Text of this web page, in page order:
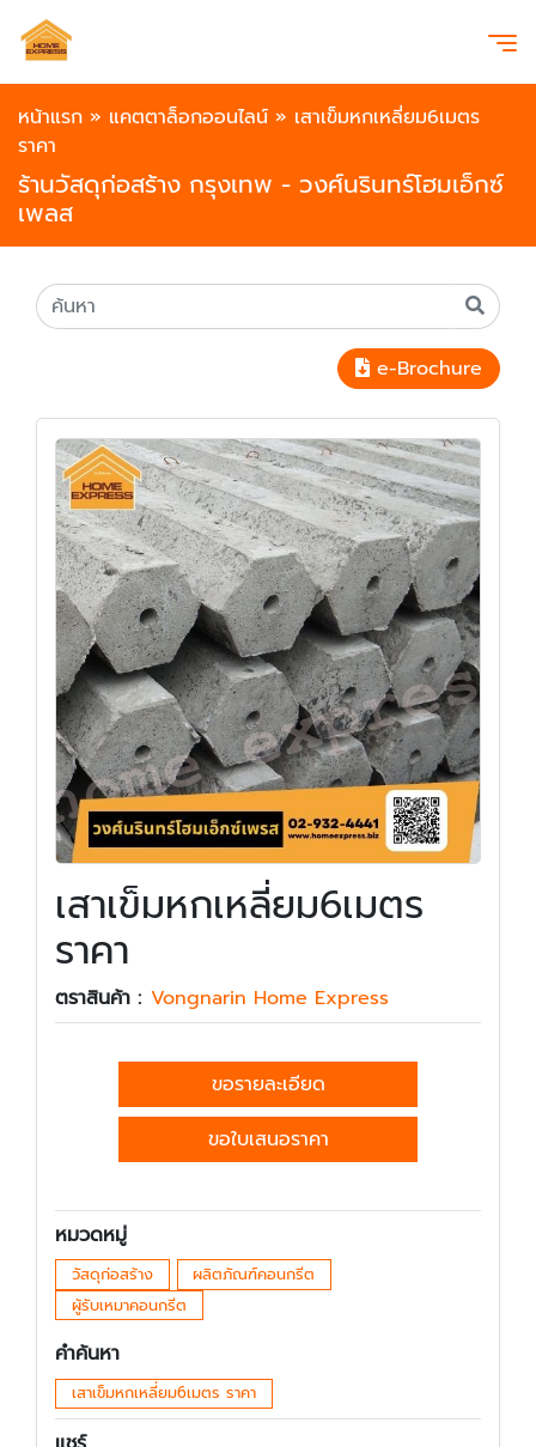
หน้าแรก » แคตตาล็อกออนไลน์ » เสาเข็มหกเหลี่ยม6เมตร
ราคา
ร้านวัสดุก่อสร้าง กรุงเทพ - วงศ์นรินทร์โฮมเอ็กซ์
เพลส
e-Brochure
เสาเข็มหกเหลี่ยม6เมตร
ราคา
ตราสินค้า : Vongnarin Home Express
ขอรายละเอียด
ขอใบเสนอราคา
หมวดหมู่
วัสดุก่อสร้าง
ผลิตภัณฑ์คอนกรีต
ผู้รับเหมาคอนกรีต
คำค้นหา
เสาเข็มหกเหลี่ยม6เมตร ราคา